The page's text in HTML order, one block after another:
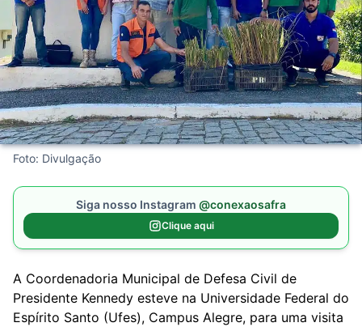
Foto: Divulgação
Siga nosso Instagram @conexaosafra
Clique aqui
A Coordenadoria Municipal de Defesa Civil de
Presidente Kennedy esteve na Universidade Federal do
Espírito Santo (Ufes), Campus Alegre, para uma visita